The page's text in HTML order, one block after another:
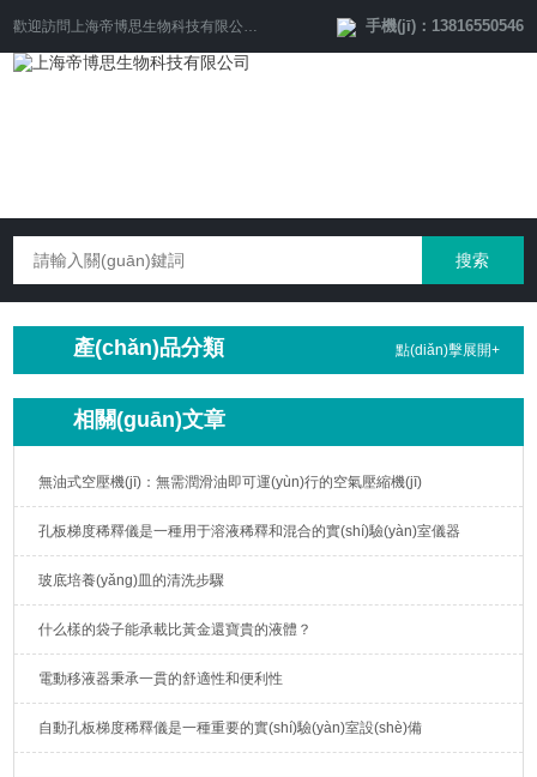
歡迎訪問 上海帝博思生物科技有限公司 網(wǎng)站！ 手機(jī)：13816550546
產(chǎn)品分類 點(diǎn)擊展開+
相關(guān)文章
無油式空壓機(jī)：無需潤滑油即可運(yùn)行的空氣壓縮機(jī)
孔板梯度稀釋儀是一種用于溶液稀釋和混合的實(shí)驗(yàn)室儀器
玻底培養(yǎng)皿的清洗步驟
什么樣的袋子能承載比黃金還寶貴的液體？
電動移液器秉承一貫的舒適性和便利性
自動孔板梯度稀釋儀是一種重要的實(shí)驗(yàn)室設(shè)備